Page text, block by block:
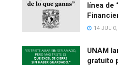
línea de
14
UNAM
gratuito